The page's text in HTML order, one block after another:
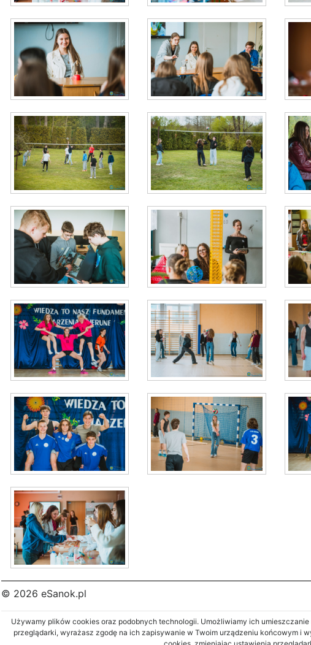
© 2026 eSanok.pl
Używamy plików cookies oraz podobnych technologii. Umożliwiamy ich
przeglądarki, wyrażasz zgodę na ich zapisywanie w Twoim urządzeniu końcowym i